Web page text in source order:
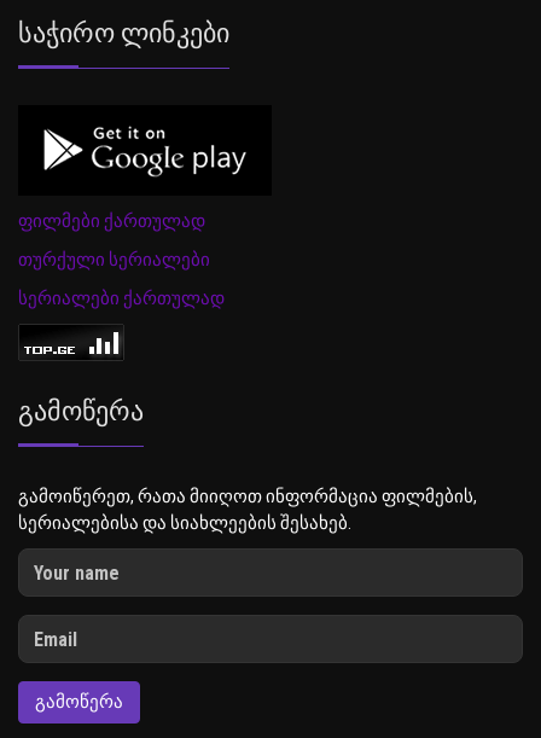
Საჭირო Ლინკები
ფილმები ქართულად
თურქული სერიალები
სერიალები ქართულად
Გამოწერა
გამოიწერეთ, რათა მიიღოთ ინფორმაცია ფილმების,
სერიალებისა და სიახლეების შესახებ.
ᲒᲐᲛᲝᲬᲔᲠᲐ